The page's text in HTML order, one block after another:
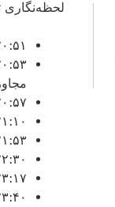
۲۰:۵۱ نهم بهمن، اعلام ریزش بهمن در
۲۰:۵۷ احتمال بیشتر بودن تعداد کولبران
۲۱:۱۰ نجات دو کولبر و احتمال مدفون
۲۱:۵۳ رسیدن اکیپ هلال احمر، اورژانس و آتش‌نشانی در
۲۲:۳۰ نجات یک کولبر دیگر، با
۲۳:۱۷ رسیدن تعداد
۲۳:۴۰ بیرون آورده شدن ۲ نفر دیگر